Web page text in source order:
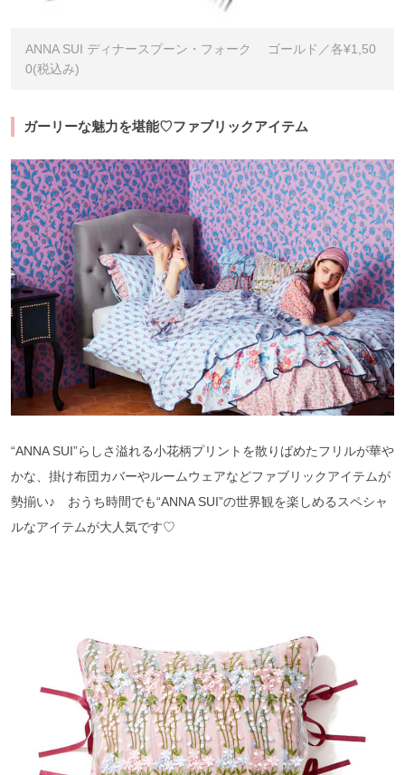
ANNA SUI ディナースプーン・フォーク ゴールド／各¥1,50
0(税込み)
ガーリーな魅力を堪能♡ファブリックアイテム
“ANNA SUI”らしさ溢れる小花柄プリントを散りばめたフリルが華や
かな、掛け布団カバーやルームウェアなどファブリックアイテムが
勢揃い♪ おうち時間でも“ANNA SUI”の世界観を楽しめるスペシャ
ルなアイテムが大人気です♡